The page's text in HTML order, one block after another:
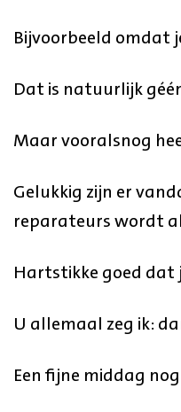
Bijvoorbeeld omdat
Dat is natuurlijk
Maar vooralsnog
Gelukkig zijn er
reparateurs wordt
Hartstikke goed dat
U allemaal zeg ik:
Een fijne middag